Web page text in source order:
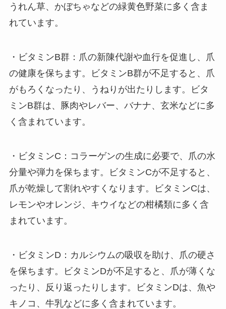
うれん草、かぼちゃなどの緑黄色野菜に多く含ま
れています。
・ビタミンB群：爪の新陳代謝や血行を促進し、爪
の健康を保ちます。ビタミンB群が不足すると、爪
がもろくなったり、うねりが出たりします。ビタ
ミンB群は、豚肉やレバー、バナナ、玄米などに多
く含まれています。
・ビタミンC：コラーゲンの生成に必要で、爪の水
分量や弾力を保ちます。ビタミンCが不足すると、
爪が乾燥して割れやすくなります。ビタミンCは、
レモンやオレンジ、キウイなどの柑橘類に多く含
まれています。
・ビタミンD：カルシウムの吸収を助け、爪の硬さ
を保ちます。ビタミンDが不足すると、爪が薄くな
ったり、反り返ったりします。ビタミンDは、魚や
キノコ、牛乳などに多く含まれています。